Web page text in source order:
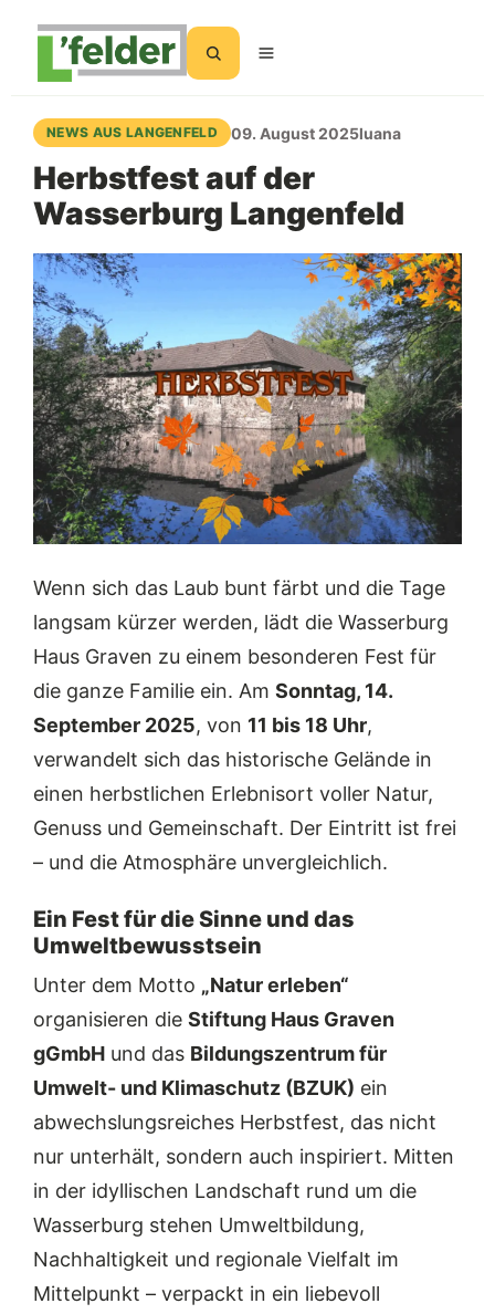
NEWS AUS LANGENFELD 09. August 2025luana
Herbstfest auf der
Wasserburg Langenfeld
Wenn sich das Laub bunt färbt und die Tage
langsam kürzer werden, lädt die Wasserburg
Haus Graven zu einem besonderen Fest für
die ganze Familie ein. Am Sonntag, 14.
September 2025, von 11 bis 18 Uhr,
verwandelt sich das historische Gelände in
einen herbstlichen Erlebnisort voller Natur,
Genuss und Gemeinschaft. Der Eintritt ist frei
– und die Atmosphäre unvergleichlich.
Ein Fest für die Sinne und das
Umweltbewusstsein
Unter dem Motto „Natur erleben“
organisieren die Stiftung Haus Graven
gGmbH und das Bildungszentrum für
Umwelt- und Klimaschutz (BZUK) ein
abwechslungsreiches Herbstfest, das nicht
nur unterhält, sondern auch inspiriert. Mitten
in der idyllischen Landschaft rund um die
Wasserburg stehen Umweltbildung,
Nachhaltigkeit und regionale Vielfalt im
Mittelpunkt – verpackt in ein liebevoll